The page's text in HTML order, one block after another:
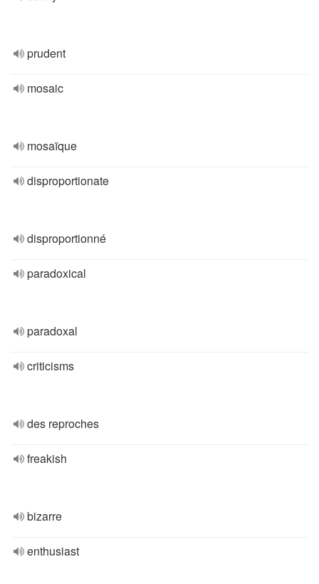
prudent
mosaic
mosaïque
disproportionate
disproportionné
paradoxical
paradoxal
criticisms
des reproches
freakish
bizarre
enthusiast